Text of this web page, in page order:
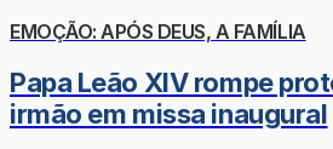
EMOÇÃO: APÓS DEUS, A FAMÍLIA
Papa Leão XIV rompe
irmão em missa inaugural